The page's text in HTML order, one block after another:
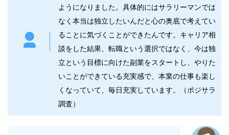
ようになりました。具体的にはサラリーマンでは
なく本当は独立したいんだと心の奥底で考えてい
ることに気づくことができたんです。キャリア相
談をした結果、転職という選択ではなく、今は独
立という目標に向けた副業をスタートし、やりた
いことができている充実感で、本業の仕事も楽し
くなっていて、毎日充実しています。（ポジサラ
調査）